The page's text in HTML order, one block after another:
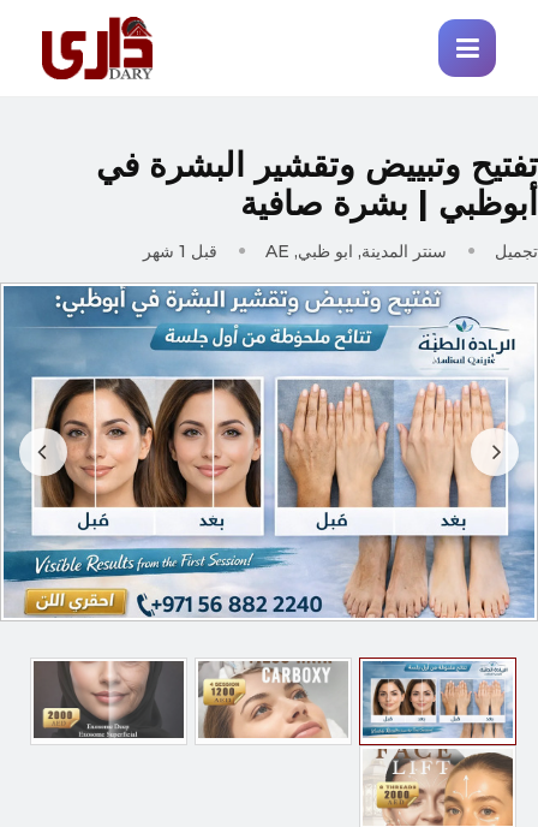
وتبييض وتقشير البشرة في
| بشرة صافية
سنتر المدينة, ابو ظبي, AE قبل 1 شهر
Prev Next